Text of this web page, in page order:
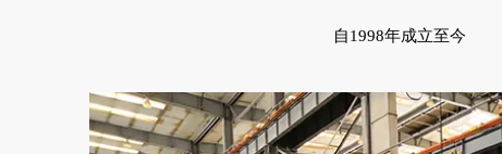
自1998年成立至今